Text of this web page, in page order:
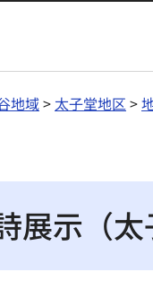
地域> 太子堂地区>
展示（太